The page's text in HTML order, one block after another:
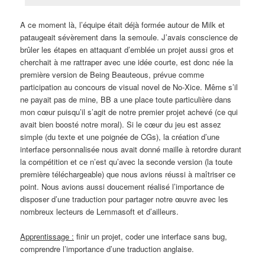
A ce moment là, l’équipe était déjà formée autour de Milk et
pataugeait sévèrement dans la semoule. J’avais conscience de
brûler les étapes en attaquant d’emblée un projet aussi gros et
cherchait à me rattraper avec une idée courte, est donc née la
première version de Being Beauteous, prévue comme
participation au concours de visual novel de No-Xice. Même s’il
ne payait pas de mine, BB a une place toute particulière dans
mon cœur puisqu’il s’agit de notre premier projet achevé (ce qui
avait bien boosté notre moral). Si le cœur du jeu est assez
simple (du texte et une poignée de CGs), la création d’une
interface personnalisée nous avait donné maille à retordre durant
la compétition et ce n’est qu’avec la seconde version (la toute
première téléchargeable) que nous avions réussi à maîtriser ce
point. Nous avions aussi doucement réalisé l’importance de
disposer d’une traduction pour partager notre œuvre avec les
nombreux lecteurs de Lemmasoft et d’ailleurs.
Apprentissage : finir un projet, coder une interface sans bug,
comprendre l’importance d’une traduction anglaise.